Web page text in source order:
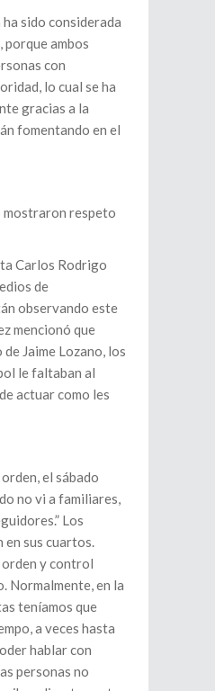
sido considerada
porque ambos
con
lo cual se ha
gracias a la
fomentando en el
mostraron respeto
Carlos Rodrigo
de
observando este
mencionó que
Jaime Lozano, los
le faltaban al
actuar como les
el sábado
no vi a familiares,
Los
sus cuartos.
orden y control
Normalmente, en la
teníamos que
a veces hasta
hablar con
personas no